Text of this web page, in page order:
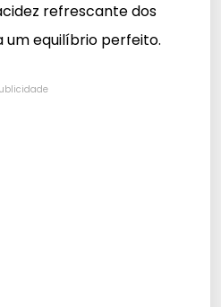
refrescante dos
um equilíbrio perfeito.